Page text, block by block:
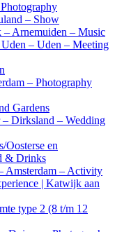
– Show
– Arnemuiden – Music
– Uden – Meeting
– Photography
Gardens
– Dirksland – Wedding
Oosterse en
& Drinks
Amsterdam – Activity
| Katwijk aan
type 2 (8 t/m 12